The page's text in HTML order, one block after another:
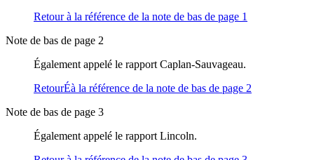
Retour à la référence de la note de bas de page 1
Note de bas de page 2
Également appelé le rapport Caplan-Sauvageau.
RetourÉà la référence de la note de bas de page 2
Note de bas de page 3
Également appelé le rapport Lincoln.